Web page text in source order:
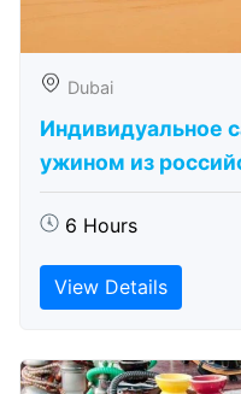
Dubai
Индивидуальное
ужином из
6 Hours
View Details